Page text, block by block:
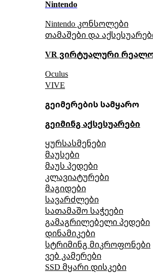
Nintendo
Nintendo კონსოლები
თამაშები და
VR ვირტუალური
Oculus
VIVE
გეიმერების სამყარო
გეიმინგ აქსესუარები
ყურსასმენები
მაუსები
მაუს პედები
კლავიატურები
მაგიდები
სავარძლები
სათამაშო საჭეები
გამაგრილებელი პედები
დინამიკები
სტრიმინგ მიკროფონები
ვებ კამერები
SSD მყარი დისკები